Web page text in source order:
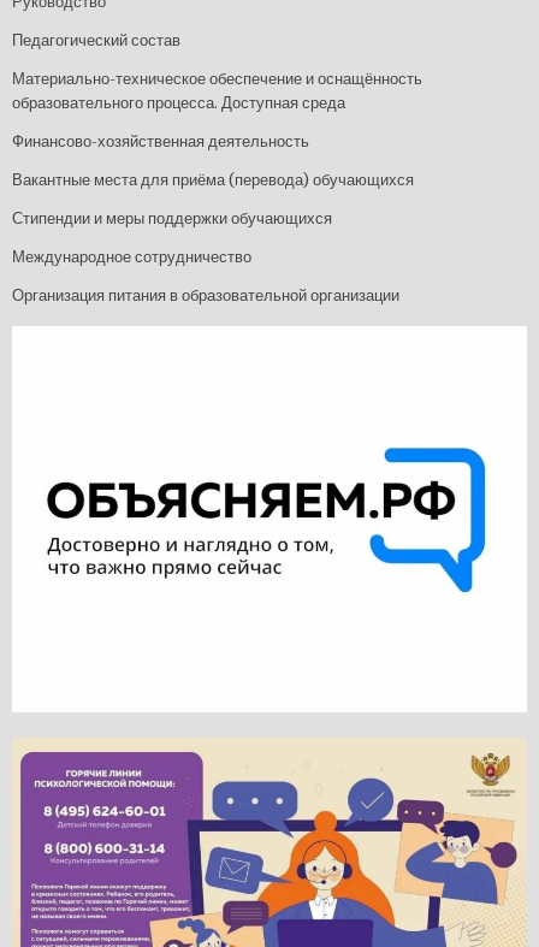
Педагогический состав
Материально-техническое обеспечение и оснащённость
образовательного процесса. Доступная среда
Финансово-хозяйственная деятельность
Вакантные места для приёма (перевода) обучающихся
Стипендии и меры поддержки обучающихся
Международное сотрудничество
Организация питания в образовательной организации